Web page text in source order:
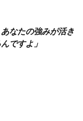
なたの強みが活き
ですよ」